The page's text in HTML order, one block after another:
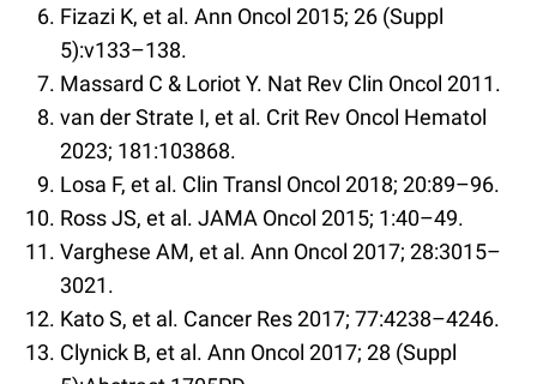
Fizazi K, et al. Ann Oncol 2015; 26 (Suppl
5):v133–138.
Massard C & Loriot Y. Nat Rev Clin Oncol 2011.
van der Strate I, et al. Crit Rev Oncol Hematol
2023; 181:103868.
Losa F, et al. Clin Transl Oncol 2018; 20:89–96.
Ross JS, et al. JAMA Oncol 2015; 1:40–49.
Varghese AM, et al. Ann Oncol 2017; 28:3015–
3021.
Kato S, et al. Cancer Res 2017; 77:4238–4246.
Clynick B, et al. Ann Oncol 2017; 28 (Suppl